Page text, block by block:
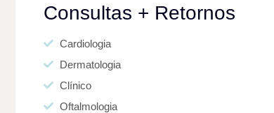
Consultas + Retornos
Cardiologia
Dermatologia
Clínico
Oftalmologia